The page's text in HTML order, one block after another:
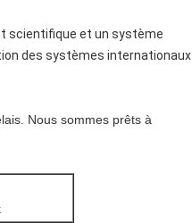
scientifique et un système
des systèmes internationaux
Nous sommes prêts à